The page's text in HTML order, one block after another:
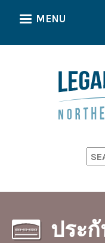
MENU
ประ